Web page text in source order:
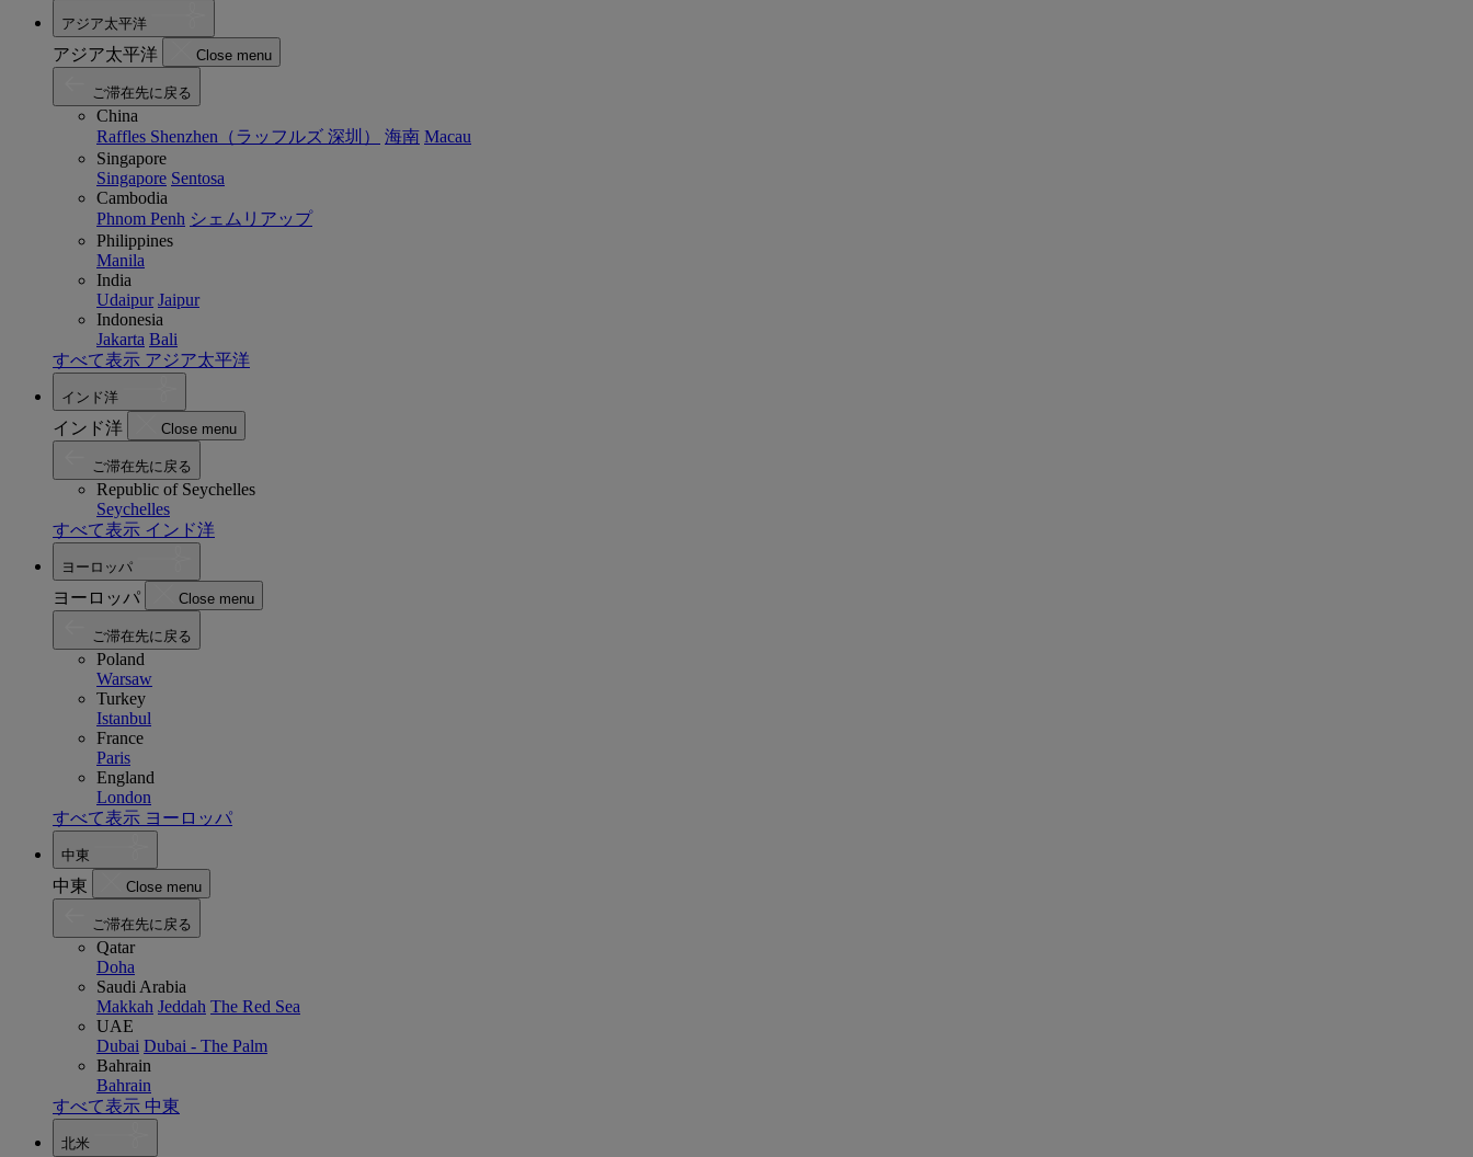
アジア太平洋
アジア太平洋 Close menu
ご滞在先に戻る
China
Raffles Shenzhen（ラッフルズ 深圳）
海南 Macau
Singapore
Singapore Sentosa
Cambodia
Phnom Penh シェムリアップ
Philippines
Manila
India
Udaipur Jaipur
Indonesia
Jakarta Bali
すべて表示 アジア太平洋
インド洋
インド洋 Close menu
ご滞在先に戻る
Republic of Seychelles
Seychelles
すべて表示 インド洋
ヨーロッパ
ヨーロッパ Close menu
ご滞在先に戻る
Poland
Warsaw
Turkey
Istanbul
France
Paris
England
London
すべて表示 ヨーロッパ
中東
中東 Close menu
ご滞在先に戻る
Qatar
Doha
Saudi Arabia
Makkah Jeddah The Red Sea
UAE
Dubai Dubai - The Palm
Bahrain
Bahrain
すべて表示 中東
北米